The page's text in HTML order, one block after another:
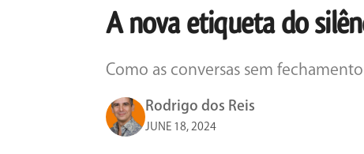
A nova etiqueta do
Como as conversas sem
Rodrigo dos Reis
JUNE 18, 2024